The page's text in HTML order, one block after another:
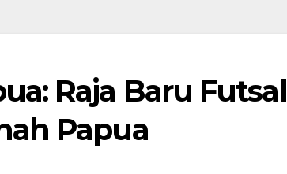
Raja Baru Futsal
Papua